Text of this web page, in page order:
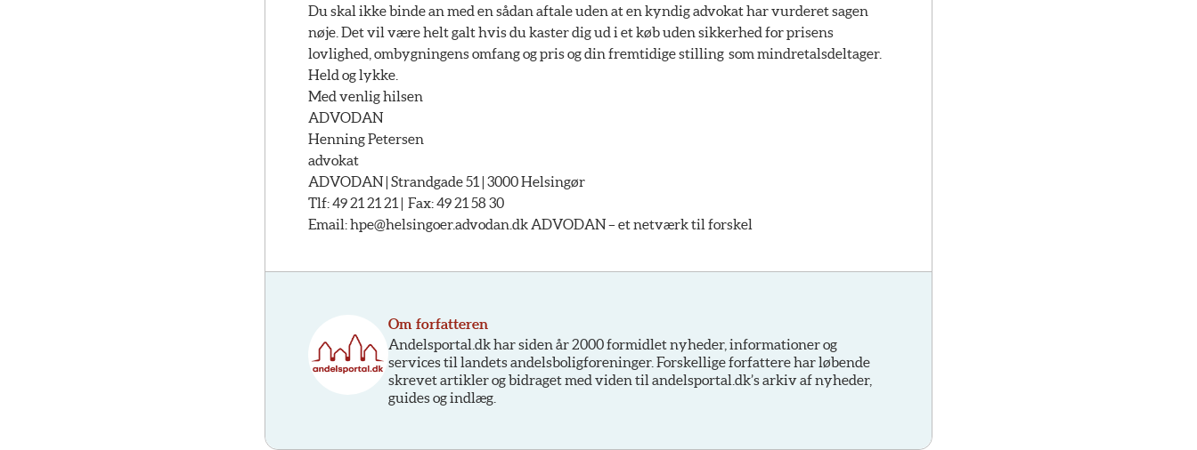
Du skal ikke binde an med en sådan aftale uden at en kyndig advokat har vurderet sagen
nøje. Det vil være helt galt hvis du kaster dig ud i et køb uden sikkerhed for prisens
lovlighed, ombygningens omfang og pris og din fremtidige stilling som mindretalsdeltager.
Held og lykke.
Med venlig hilsen
ADVODAN
Henning Petersen
advokat
ADVODAN | Strandgade 51 | 3000 Helsingør
Tlf: 49 21 21 21 | Fax: 49 21 58 30
Email:hpe@helsingoer.advodan.dk ADVODAN – et netværk til forskel
Om forfatteren
Andelsportal.dk har siden år 2000 formidlet nyheder, informationer og
services til landets andelsboligforeninger. Forskellige forfattere har løbende
skrevet artikler og bidraget med viden til andelsportal.dk’s arkiv af nyheder,
guides og indlæg.